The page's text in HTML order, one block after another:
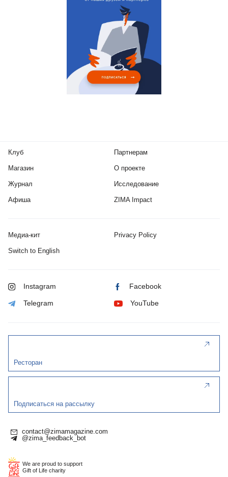
Клуб
Магазин
Журнал
Афиша
Партнерам
О проекте
Исследование
ZIMA Impact
Медиа-кит Privacy Policy
Switch to English
Instagram Facebook
Telegram YouTube
Ресторан
Подписаться на рассылку
contact@zimamagazine.com
@zima_feedback_bot
We are proud to support
Gift of Life charity